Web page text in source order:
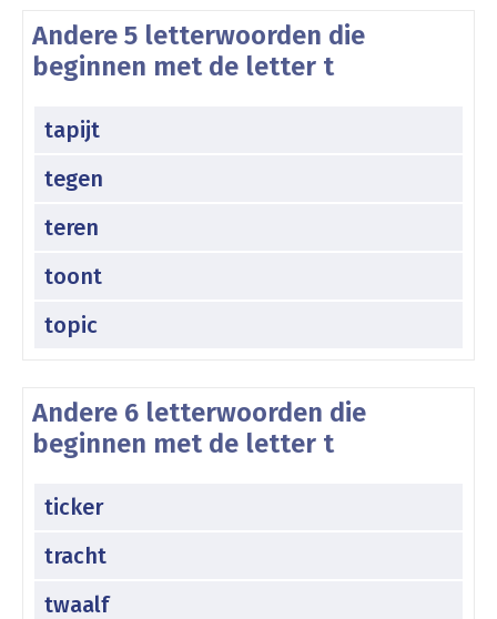
Andere 5 letterwoorden die
beginnen met de letter t
tapijt
tegen
teren
toont
topic
Andere 6 letterwoorden die
beginnen met de letter t
ticker
tracht
twaalf